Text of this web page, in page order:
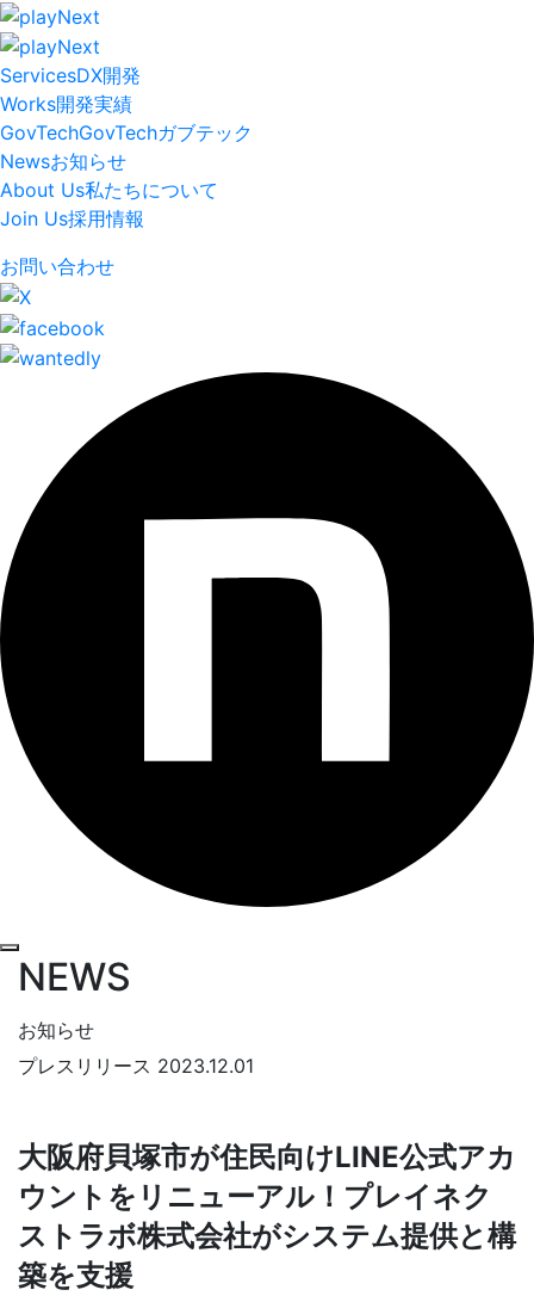
ServicesDX開発
Works開発実績
GovTechGovTechガブテック
Newsお知らせ
About Us私たちについて
Join Us採用情報
お問い合わせ
NEWS
お知らせ
プレスリリース 2023.12.01
大阪府貝塚市が住民向けLINE公式アカ
ウントをリニューアル！プレイネク
ストラボ株式会社がシステム提供と構
築を支援